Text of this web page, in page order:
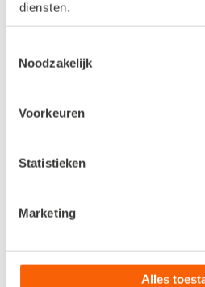
diensten.
Noodzakelijk
Voorkeuren
Statistieken
Marketing
Alles
Jaarrekeningen
Overig